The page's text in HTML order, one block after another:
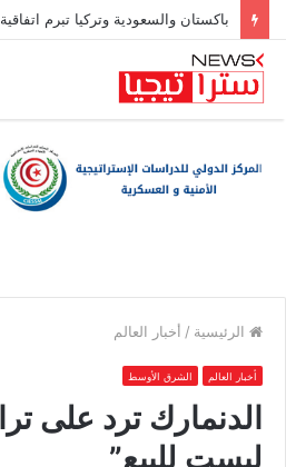
باكستان والسعودية وتركيا تبرم
الرئيسية / أخبار العالم
أخبار العالم الشرق الأوسط
الدنمارك ترد على
ليست للبيع”